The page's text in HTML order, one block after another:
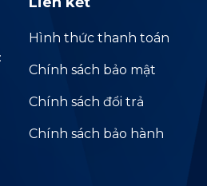
Hình thức thanh toán
Chính sách bảo mật
Chính sách đổi trả
Chính sách bảo hành